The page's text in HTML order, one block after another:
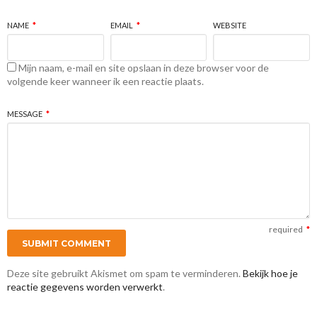
NAME * EMAIL * WEBSITE
Mijn naam, e-mail en site opslaan in deze browser voor de
volgende keer wanneer ik een reactie plaats.
MESSAGE *
required *
Deze site gebruikt Akismet om spam te verminderen. Bekijk hoe je
reactie gegevens worden verwerkt.